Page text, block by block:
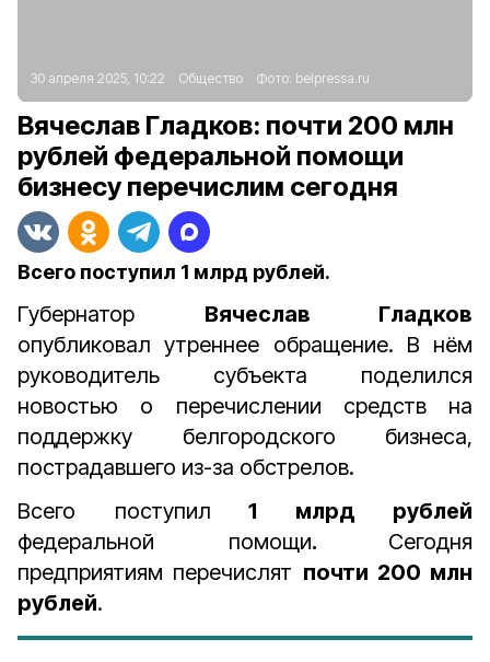
30 апреля 2025, 10:22 Общество Фото: belpressa.ru
Вячеслав Гладков: почти 200 млн
рублей федеральной помощи
бизнесу перечислим сегодня
Всего поступил 1 млрд рублей.
Губернатор Вячеслав Гладков
опубликовал утреннее обращение. В нём
руководитель субъекта поделился
новостью о перечислении средств на
поддержку белгородского бизнеса,
пострадавшего из-за обстрелов.
Всего поступил 1 млрд рублей
федеральной помощи. Сегодня
предприятиям перечислят почти 200 млн
рублей.